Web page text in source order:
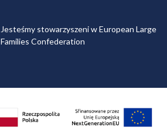
Jesteśmy stowarzyszeni w European Large
Families Confederation